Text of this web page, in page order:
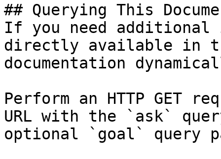
## Querying This
If you need
directly available in
documentation
Perform an HTTP GET
URL with the `ask`
optional `goal` query